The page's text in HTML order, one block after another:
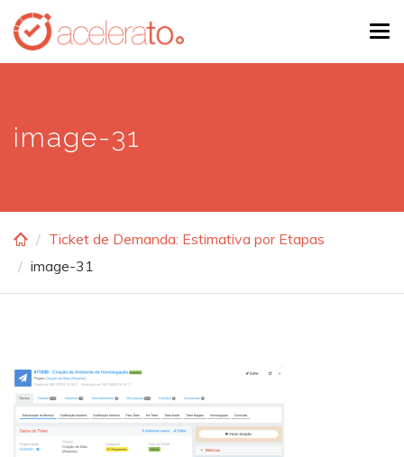
Skip
main
image-31
Ticket de Demanda: Estimativa por Etapas
image-31